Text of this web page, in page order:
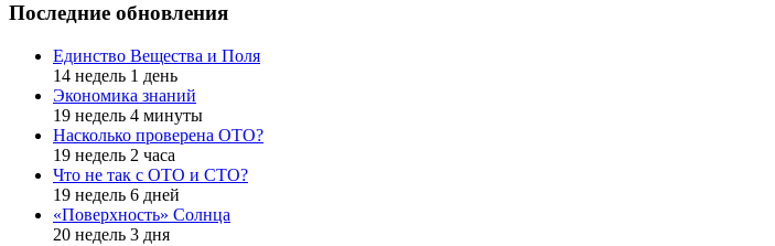
Последние обновления
Единство Вещества и Поля
14 недель 1 день
Экономика знаний
19 недель 4 минуты
Насколько проверена ОТО?
19 недель 2 часа
Что не так с ОТО и СТО?
19 недель 6 дней
«Поверхность» Солнца
20 недель 3 дня